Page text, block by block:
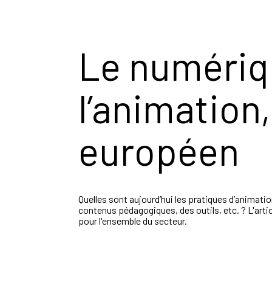
Le
européen
Quelles sont aujourd’hui les pratiques
contenus pédagogiques, des outils, etc. ?
pour l'ensemble du secteur.